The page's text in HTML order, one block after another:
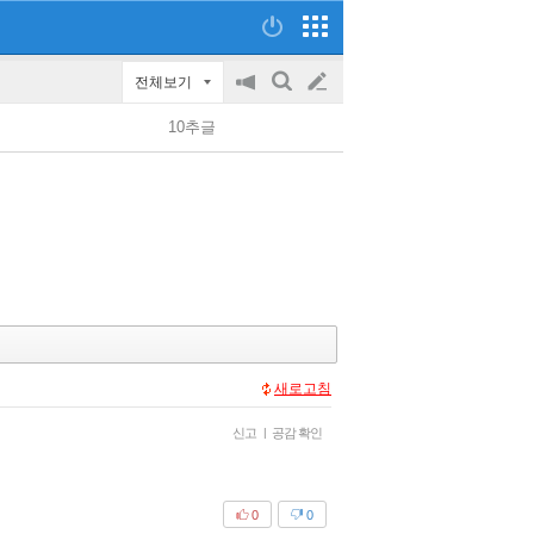
전체보기
공
on/off
검
글
쓰
10추글
새로고침
신고 | 공감 확인
0
0